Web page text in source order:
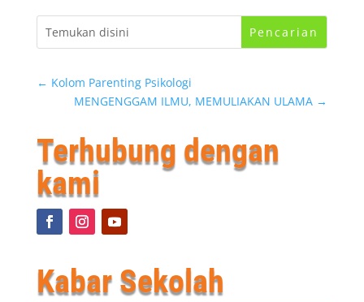
← Kolom Parenting Psikologi
MENGENGGAM ILMU, MEMULIAKAN ULAMA →
Terhubung dengan
kami
Kabar Sekolah